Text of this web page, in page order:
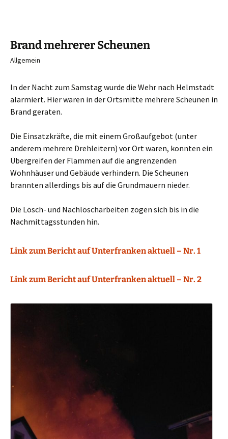
Brand mehrerer Scheunen
Allgemein
In der Nacht zum Samstag wurde die Wehr nach Helmstadt
alarmiert. Hier waren in der Ortsmitte mehrere Scheunen in
Brand geraten.
Die Einsatzkräfte, die mit einem Großaufgebot (unter
anderem mehrere Drehleitern) vor Ort waren, konnten ein
Übergreifen der Flammen auf die angrenzenden
Wohnhäuser und Gebäude verhindern. Die Scheunen
brannten allerdings bis auf die Grundmauern nieder.
Die Lösch- und Nachlöscharbeiten zogen sich bis in die
Nachmittagsstunden hin.
Link zum Bericht auf Unterfranken aktuell – Nr. 1
Link zum Bericht auf Unterfranken aktuell – Nr. 2